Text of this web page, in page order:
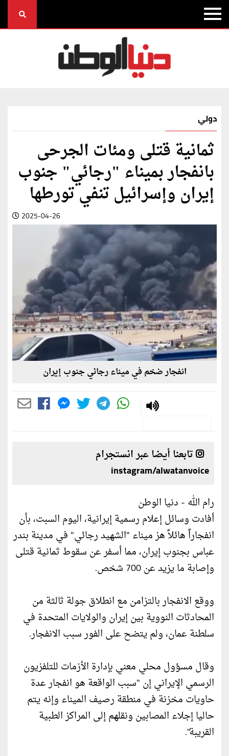
دولي
ثمانية قتلى ومئات الجرحى
بانفجار بميناء "رجائي" جنوب
إيران وإسرائيل تنفي تورطها
2025-04-26
انفجار ضخم في ميناء رجائي جنوب إيران
تابعنا أيضا عبر انستجرام
instagram/alwatanvoice
رام الله - دنيا الوطن
أفادت وسائل إعلام رسمية إيرانية، اليوم السبت، بأن
انفجاراً هائلاً هز ميناء "الشهيد رجائي" في مدينة بندر
عباس بجنوب إيران، مما أسفر عن سقوط ثمانية قتلى
وإصابة ما يزيد عن 700 شخص.
ووقع الانفجار بالتزامن مع انطلاق جولة ثالثة من
المحادثات النووية بين إيران والولايات المتحدة في
سلطنة عمان، ولم يتضح على الفور سبب الانفجار.
وقال مسؤول محلي معني بإدارة الأزمات للتلفزيون
الرسمي الإيراني إن "سبب الواقعة هو انفجار عدة
حاويات مخزنة في منطقة رصيف الميناء وإنه يتم
حاليا إجلاء المصابين ونقلهم إلى المراكز الطبية
القريبة".